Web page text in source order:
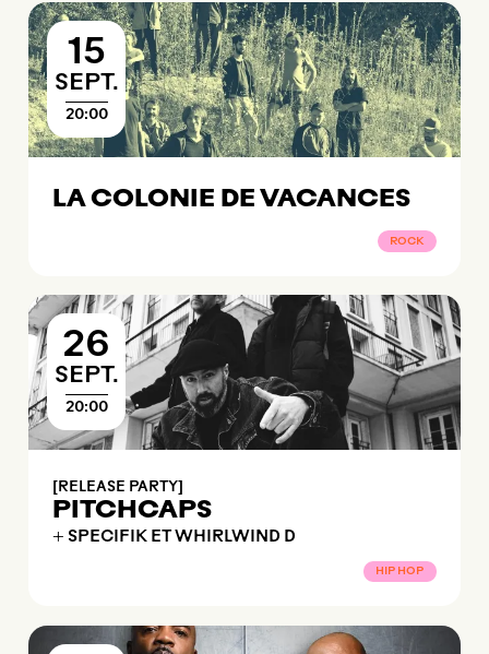
15
SEPTEMBRE
SEPT.
20:00
LA COLONIE DE VACANCES
ROCK
26
SEPTEMBRE
SEPT.
20:00
[RELEASE PARTY]
PITCHCAPS
+ SPECIFIK ET WHIRLWIND D
HIP HOP